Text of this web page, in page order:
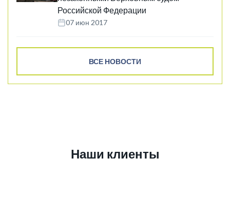
Российской Федерации
07 июн 2017
ВСЕ НОВОСТИ
Наши клиенты